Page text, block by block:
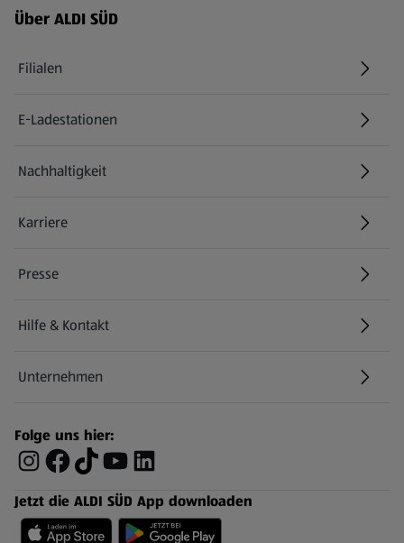
Über ALDI SÜD
Filialen
E-Ladestationen
Nachhaltigkeit
Karriere
Presse
Hilfe & Kontakt
(öffnet in einem neuen Tab)
Unternehmen
Folge uns hier:
Jetzt die ALDI SÜD App downloaden